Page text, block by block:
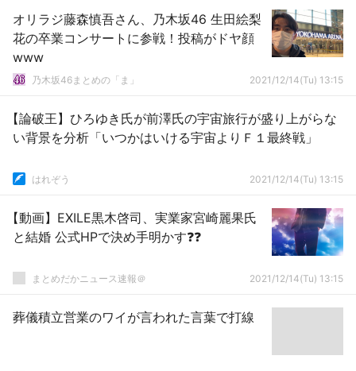
オリラジ藤森慎吾さん、乃木坂46 生田絵梨
花の卒業コンサートに参戦！投稿がドヤ顔
www
乃木坂46まとめの「ま」 2021/12/14(Tu) 13:15
【論破王】ひろゆき氏が前澤氏の宇宙旅行が盛り上がらな
い背景を分析「いつかはいける宇宙よりＦ１最終戦」
はれぞう 2021/12/14(Tu) 13:15
【動画】EXILE黒木啓司、実業家宮崎麗果氏
と結婚 公式HPで決め手明かす❓❓
まとめだかニュース速報＠ 2021/12/14(Tu) 13:15
葬儀積立営業のワイが言われた言葉で打線